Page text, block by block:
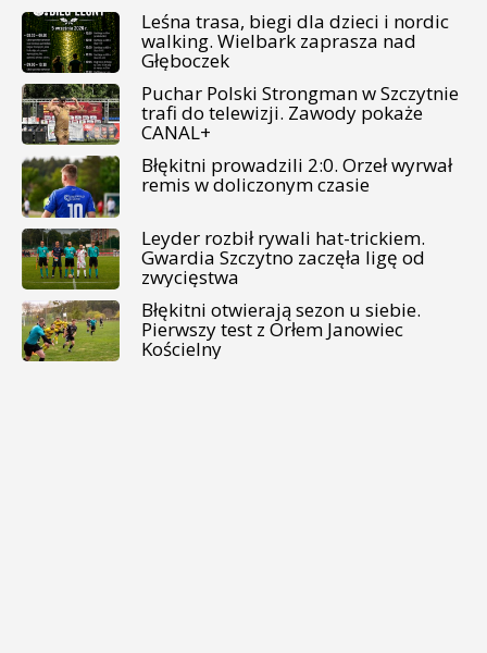
Leśna trasa, biegi dla dzieci i nordic
walking. Wielbark zaprasza nad
Głęboczek
Puchar Polski Strongman w Szczytnie
trafi do telewizji. Zawody pokaże
CANAL+
Błękitni prowadzili 2:0. Orzeł wyrwał
remis w doliczonym czasie
Leyder rozbił rywali hat-trickiem.
Gwardia Szczytno zaczęła ligę od
zwycięstwa
Błękitni otwierają sezon u siebie.
Pierwszy test z Orłem Janowiec
Kościelny